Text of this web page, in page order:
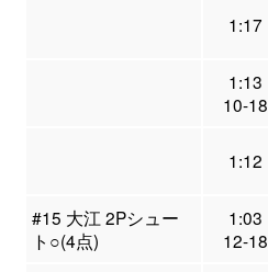
1:17
1:13
10-18
1:12
#15 大江 2Pシュー
ト○(4点)
1:03
12-18